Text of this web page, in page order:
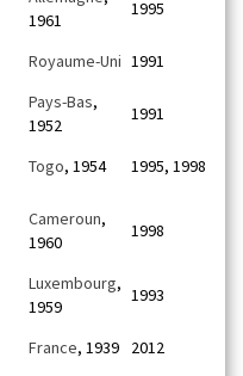
1961
1995
Royaume-Uni 1991
Pays-Bas,
1952
1991
Togo, 1954 1995, 1998
Cameroun,
1960
1998
Luxembourg,
1959
1993
France, 1939
2012